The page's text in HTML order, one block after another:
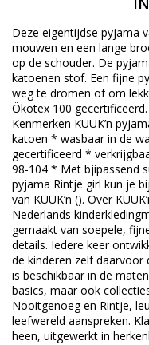
Deze eigentijdse pyjama
mouwen en een lange
op de schouder. De
katoenen stof. Een fijne
weg te dromen of om
Ökotex 100
Kenmerken KUUK’n
katoen * wasbaar in de
gecertificeerd *
98-104 * Met bjipassend
pyjama Rintje girl kun je
van KUUK’n (). Over
Nederlands
gemaakt van soepele,
details. Iedere keer
de kinderen zelf
is beschikbaar in de
basics, maar ook
Nooitgenoeg en Rintje,
leefwereld aanspreken.
heen, uitgewerkt in